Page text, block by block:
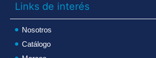
Links de interés
Nosotros
Catálogo